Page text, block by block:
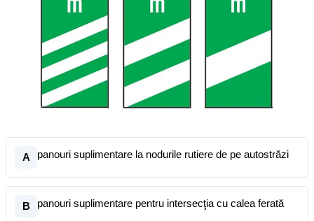
A panouri suplimentare la nodurile rutiere de pe autostrăzi
B panouri suplimentare pentru intersecţia cu calea ferată